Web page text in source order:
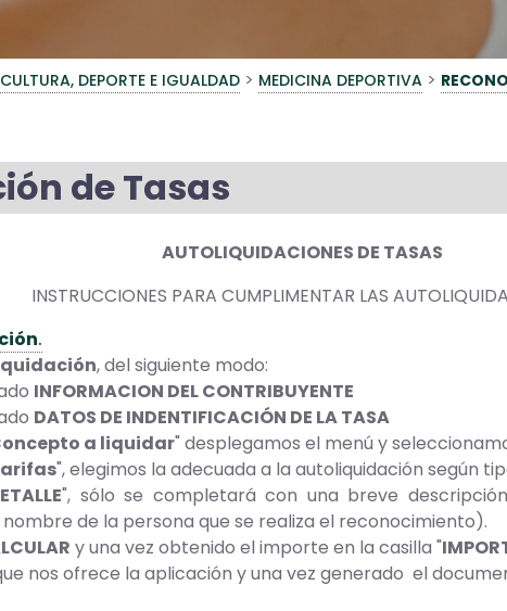
DEPORTE E IGUALDAD > MEDICINA DEPORTIVA >
de Tasas
AUTOLIQUIDACIONES DE TASAS
INSTRUCCIONES PARA CUMPLIMENTAR LAS
.
, del siguiente modo:
INFORMACION DEL CONTRIBUYENTE
DATOS DE INDENTIFICACIÓN DE LA TASA
a liquidar" desplegamos el menú y
", elegimos la adecuada a la autoliquidación según
", sólo se completará con una breve
de la persona que se realiza el reconocimiento).
y una vez obtenido el importe en la casilla "
nos ofrece la aplicación y una vez generado el